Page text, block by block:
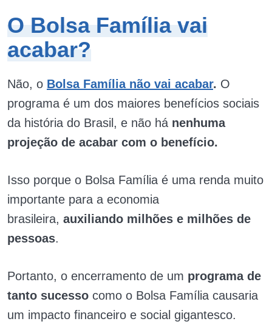
O Bolsa Família vai
acabar?
Não, o Bolsa Família não vai acabar. O
programa é um dos maiores benefícios sociais
da história do Brasil, e não há nenhuma
projeção de acabar com o benefício.
Isso porque o Bolsa Família é uma renda muito
importante para a economia
brasileira, auxiliando milhões e milhões de
pessoas.
Portanto, o encerramento de um programa de
tanto sucesso como o Bolsa Família causaria
um impacto financeiro e social gigantesco.